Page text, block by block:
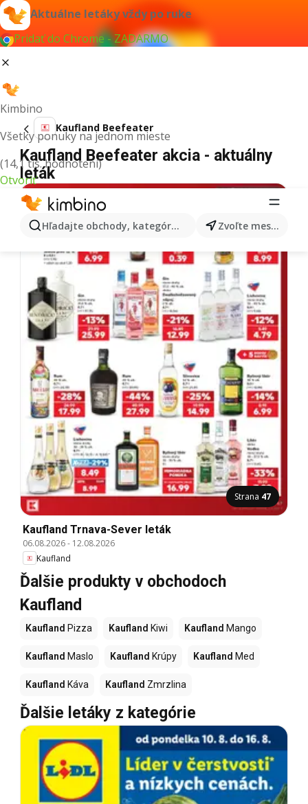
Aktuálne letáky vždy po ruke
Pridať do Chrome - ZADARMO
Kimbino
Všetky ponuky na jednom mieste
(14,1 tis. hodnotení)
Otvoriť
Hľadajte obchody, kategórie, produkty... Zvoľte mesto
Kaufland Beefeater
Kaufland Beefeater akcia - aktuálny
leták
Strana 47
Kaufland Trnava-Sever leták
06.08.2026- 12.08.2026
Kaufland
Ďalšie produkty v obchodoch
Kaufland
Kaufland Pizza Kaufland Kiwi Kaufland Mango
Kaufland Maslo Kaufland Krúpy Kaufland Med
Kaufland Káva Kaufland Zmrzlina
Ďalšie letáky z kategórie